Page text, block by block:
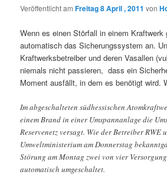
Veröffentlicht amFreitag 8 April , 2011 von
Wenn es einen Störfall in einem Kraftwerk
automatisch das Sicherungssystem an.
Kraftwerksbetreiber und deren Vasallen
niemals nicht passieren, dass ein
Moment ausfällt, in dem es benötigt wird.
Im abgeschalteten südhessischen
einem Brand in einer Umspannanlage die
Reservenetz versagt. Wie der Betreiber RWE
Umweltministerium am Donnerstag
Störung am Montag zwei von vier
automatisch umgeschaltet.